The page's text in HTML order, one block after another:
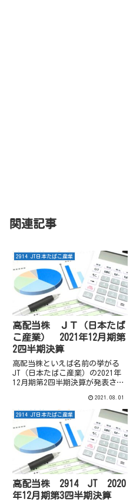
関連記事
2914 JT日本たばこ産業
高配当株 ＪＴ（日本たば
こ産業） 2021年12月期第
2四半期決算
高配当株といえば名前の挙がる
JT（日本たばこ産業）の2021年
12月期第2四半期決算が発表され
推奨するものではありません。投
資の判断は自己責任でお願いしま
す。また記載内容や数値は記事投
稿時点でのものです。高配当...
2021.08.01
2914 JT日本たばこ産業
高配当株 2914 JT 2020
年12月期第3四半期決算